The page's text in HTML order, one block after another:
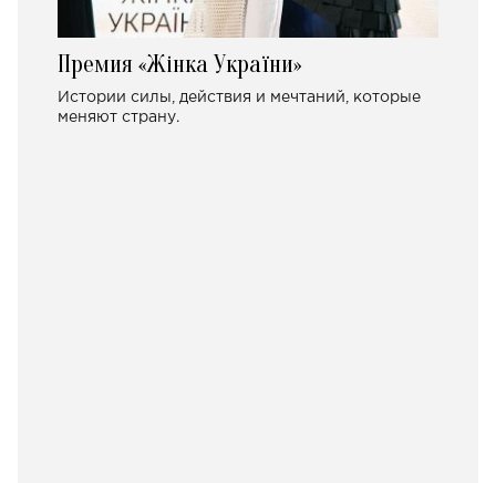
Премия «Жінка України»
Истории силы, действия и мечтаний, которые
меняют страну.